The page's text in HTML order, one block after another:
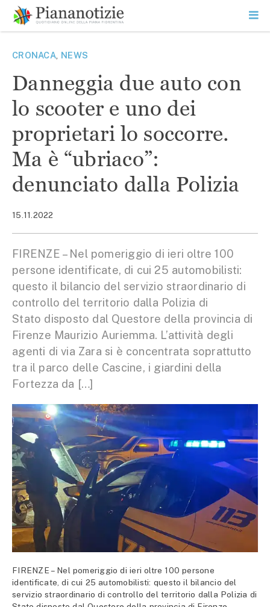
contenuto
SEARCH
CRONACA, NEWS
Danneggia due auto con
lo scooter e uno dei
proprietari lo soccorre.
Ma è “ubriaco”:
denunciato dalla Polizia
15.11.2022
FIRENZE – Nel pomeriggio di ieri oltre 100
persone identificate, di cui 25 automobilisti:
questo il bilancio del servizio straordinario di
controllo del territorio dalla Polizia di
Stato disposto dal Questore della provincia di
Firenze Maurizio Auriemma. L’attività degli
agenti di via Zara si è concentrata soprattutto
tra il parco delle Cascine, i giardini della
Fortezza da […]
FIRENZE – Nel pomeriggio di ieri oltre 100 persone
identificate, di cui 25 automobilisti: questo il bilancio del
servizio straordinario di controllo del territorio dalla Polizia di